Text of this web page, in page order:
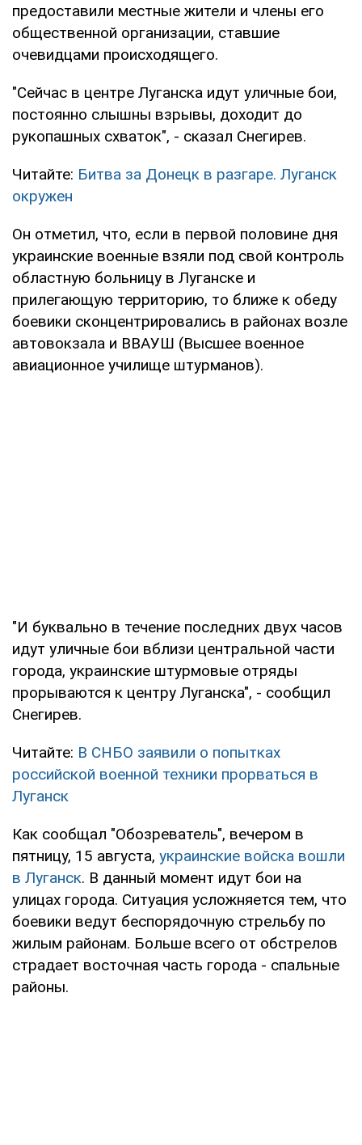
предоставили местные жители и члены его
общественной организации, ставшие
очевидцами происходящего.
"Сейчас в центре Луганска идут уличные бои,
постоянно слышны взрывы, доходит до
рукопашных схваток", - сказал Снегирев.
Читайте: Битва за Донецк в разгаре. Луганск
окружен
Он отметил, что, если в первой половине дня
украинские военные взяли под свой контроль
областную больницу в Луганске и
прилегающую территорию, то ближе к обеду
боевики сконцентрировались в районах возле
автовокзала и ВВАУШ (Высшее военное
авиационное училище штурманов).
"И буквально в течение последних двух часов
идут уличные бои вблизи центральной части
города, украинские штурмовые отряды
прорываются к центру Луганска", - сообщил
Снегирев.
Читайте: В СНБО заявили о попытках
российской военной техники прорваться в
Луганск
Как сообщал "Обозреватель", вечером в
пятницу, 15 августа, украинские войска вошли
в Луганск. В данный момент идут бои на
улицах города. Ситуация усложняется тем, что
боевики ведут беспорядочную стрельбу по
жилым районам. Больше всего от обстрелов
страдает восточная часть города - спальные
районы.